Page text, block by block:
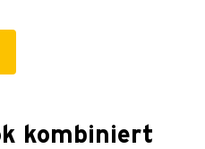
kombiniert